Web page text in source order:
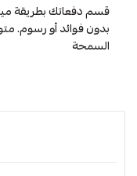
بدون فوائد أو رسوم.
السمحة